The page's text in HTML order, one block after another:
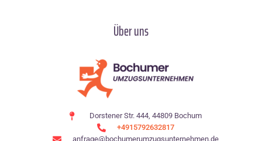
Über uns
Dorstener Str. 444, 44809 Bochum
+4915792632817
anfrage@bochumerumzugsunternehmen.de